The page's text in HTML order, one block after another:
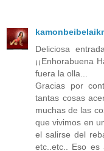
Deliciosa
¡¡Enhorabuena
fuera la olla...
Gracias por
tantas cosas
muchas de las
que vivimos en
el salirse del
etc..etc.. Eso es